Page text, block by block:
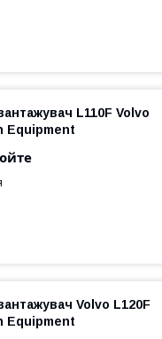
L110F Volvo
Equipment
Volvo L120F
Equipment